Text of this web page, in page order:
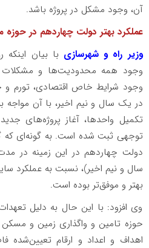
آن، وجود مشکل در پروژه باشد.
عملکرد بهتر دولت چهاردهم در
وزیر راه و شهرسازی با بیان
وجود همه محدودیت‌ها و مشکلات
وجود شرایط خاص اقتصادی، تورم
در یک سال و نیم اخیر، با آن مواجه
تکمیل واحدها، آغاز پروژه‌های
توجهی ثبت شده است. به گونه‌ای
دولت چهاردهم در این زمینه در
سال و نیم اخیر)، نسبت به عملکرد
بهتر و موفق‌تر بوده است.
وی افزود: با این حال به دلیل
حوزه تامین و واگذاری زمین و
اهداف و اعداد و ارقام تعیین‌شده